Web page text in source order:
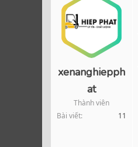
a
d
s
t
r
xenanghiepph
at
Thành viên
Bài viết
11